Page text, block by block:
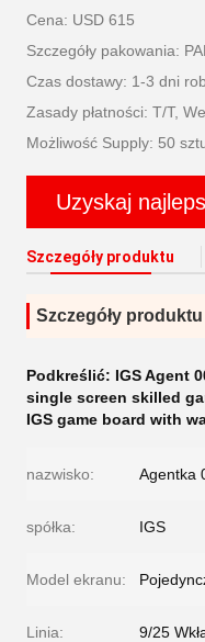
Cena: USD 615
Szczegóły pakowania:
Czas dostawy: 1-3 dni
Zasady płatności: T/T,
Możliwość Supply: 50
Uzyskaj
Szczegóły produktu
Szczegóły produktu
Podkreślić: IGS Agent
single screen skilled
IGS game board with
nazwisko: Agentka
spółka: IGS
Model ekranu:
Linia: 9/25